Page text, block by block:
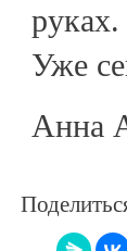
Уже
Анна